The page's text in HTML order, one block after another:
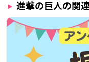
進撃の巨人の関